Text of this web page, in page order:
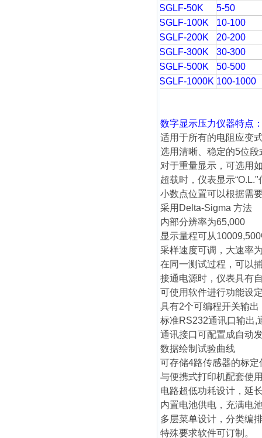
SGLF-50K
5-50
SGLF-100K
10-100
SGLF-200K
20-200
SGLF-300K
30-300
SGLF-500K
50-500
SGLF-1000K 100-1000
数字显示压力仪器特点
适用于所有的电阻应变
选用清晰、稳定的5位
对于重量显示，可选用
超载时，仪表显示“O.L."
小数点位置可以根据需
采用Delta-Sigma 方法
内部分辨率为65,000
显示量程可从
采样速度可调，大速率
在同一测试过程，可以
接通电源时，仪表具有
可使用软件进行功能设
具有2个可编程开关输出
标准RS232通讯口输出,
通讯接口可配置成自动
数据绘制试验曲线
可存储4路传感器的标
与便携式打印机配套使
电路超低功耗设计，延
内置电池供电，充满电
多层菜单设计，分类编
特殊要求软件可订制。